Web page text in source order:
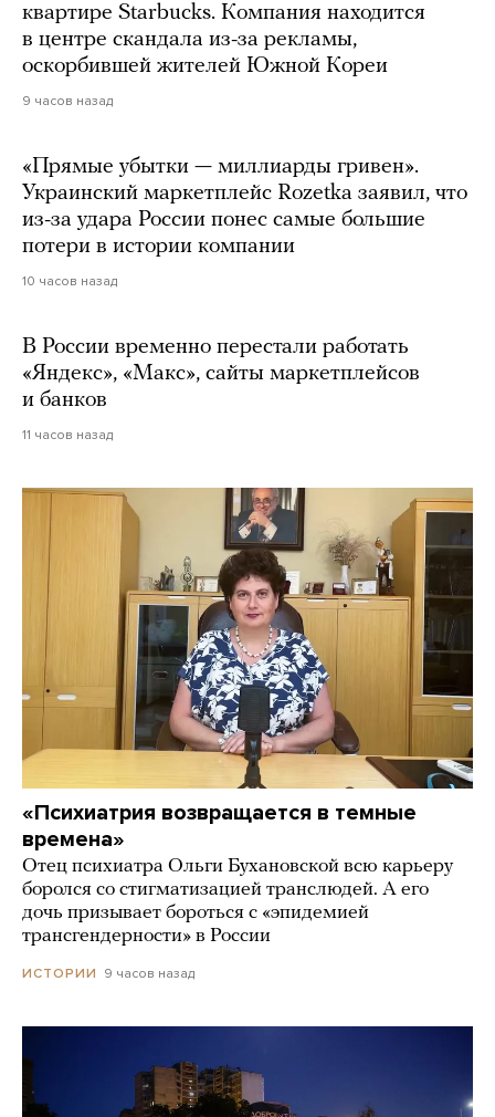
квартире Starbucks. Компания находится
в центре скандала из-за рекламы,
оскорбившей жителей Южной Кореи
9 часов назад
«Прямые убытки — миллиарды гривен».
Украинский маркетплейс Rozetka заявил, что
из-за удара России понес самые большие
потери в истории компании
10 часов назад
В России временно перестали работать
«Яндекс», «Макс», сайты маркетплейсов
и банков
11 часов назад
«Психиатрия возвращается в темные
времена»
Отец психиатра Ольги Бухановской всю карьеру
боролся со стигматизацией транслюдей. А его
дочь призывает бороться с «эпидемией
трансгендерности» в России
ИСТОРИИ 9 часов назад